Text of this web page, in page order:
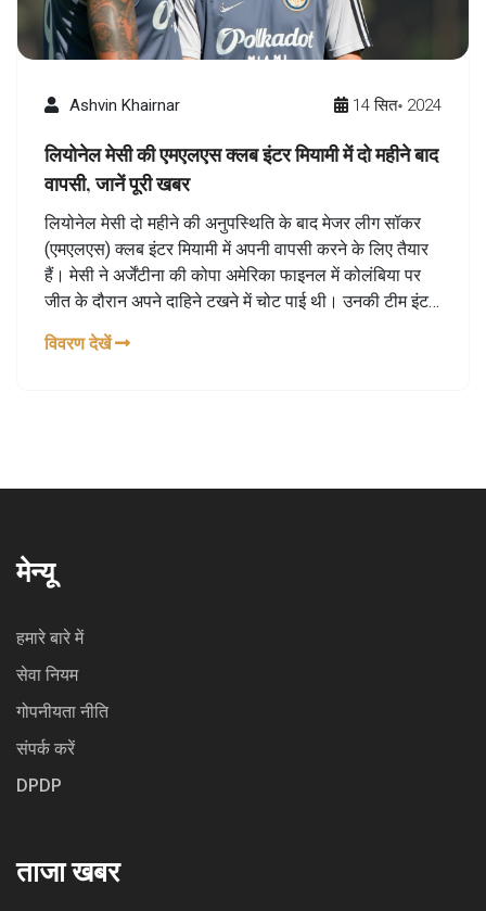
Ashvin Khairnar 14 सित॰ 2024
लियोनेल मेसी की एमएलएस क्लब इंटर मियामी में दो महीने बाद
वापसी, जानें पूरी खबर
लियोनेल मेसी दो महीने की अनुपस्थिति के बाद मेजर लीग सॉकर
(एमएलएस) क्लब इंटर मियामी में अपनी वापसी करने के लिए तैयार
हैं। मेसी ने अर्जेंटीना की कोपा अमेरिका फाइनल में कोलंबिया पर
जीत के दौरान अपने दाहिने टखने में चोट पाई थी। उनकी टीम इंटर
विवरण देखें
मेन्यू
हमारे बारे में
सेवा नियम
गोपनीयता नीति
संपर्क करें
DPDP
ताजा खबर